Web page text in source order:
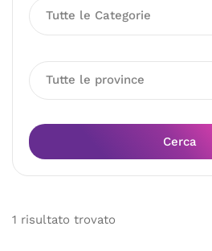
Tutte le Categorie
Tutte le province
Cerca
1 risultato trovato